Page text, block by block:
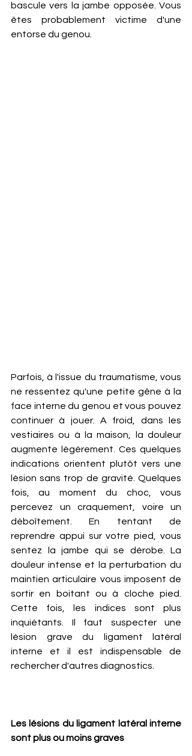
bascule vers la jambe opposée. Vous
êtes probablement victime d'une
entorse du genou.
Parfois, à l'issue du traumatisme, vous
ne ressentez qu'une petite gêne à la
face interne du genou et vous pouvez
continuer à jouer. A froid, dans les
vestiaires ou à la maison, la douleur
augmente légèrement. Ces quelques
indications orientent plutôt vers une
lésion sans trop de gravité. Quelques
fois, au moment du choc, vous
percevez un craquement, voire un
déboîtement. En tentant de
reprendre appui sur votre pied, vous
sentez la jambe qui se dérobe. La
douleur intense et la perturbation du
maintien articulaire vous imposent de
sortir en boitant ou à cloche pied.
Cette fois, les indices sont plus
inquiétants. Il faut suspecter une
lésion grave du ligament latéral
interne et il est indispensable de
rechercher d'autres diagnostics.
Les lésions du ligament latéral interne
sont plus ou moins graves